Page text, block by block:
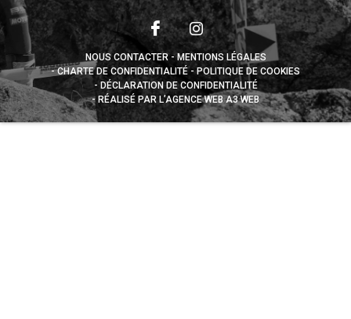
NOUS CONTACTER
MENTIONS LÉGALES
CHARTE DE CONFIDENTIALITÉ
POLITIQUE DE COOKIES
DÉCLARATION DE CONFIDENTIALITÉ
RÉALISÉ PAR L’AGENCE WEB A3 WEB